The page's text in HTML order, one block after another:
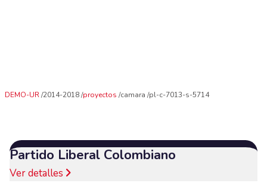
DEMO-UR 2014-2018 proyectos camara pl-c-7013-s-5714
Partido Liberal Colombiano
Ver detalles